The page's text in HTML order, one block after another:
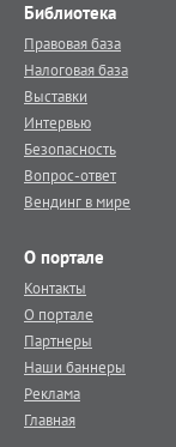
Библиотека
Правовая база
Налоговая база
Выставки
Интервью
Безопасность
Вопрос-ответ
Вендинг в мире
О портале
Контакты
О портале
Партнеры
Наши баннеры
Реклама
Главная